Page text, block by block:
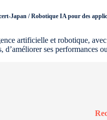
Japan / Robotique IA pour des
artificielle et robotique,
d’améliorer ses